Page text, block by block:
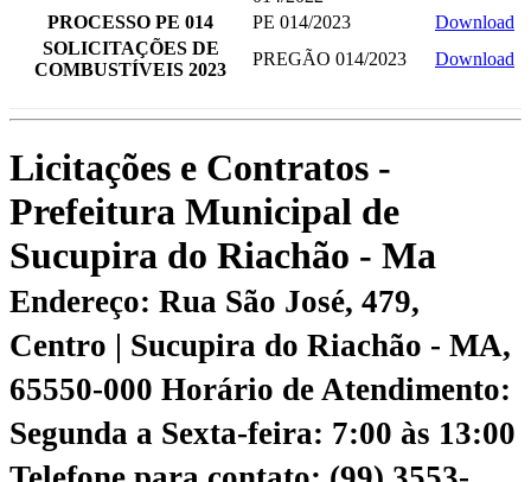
PROCESSO PE 014 PE 014/2023
Download
SOLICITAÇÕES DE
COMBUSTÍVEIS 2023
PREGÃO 014/2023 Download
Licitações e Contratos -
Prefeitura Municipal de
Sucupira do Riachão - Ma
Endereço: Rua São José, 479,
Centro | Sucupira do Riachão - MA,
65550-000 Horário de Atendimento:
Segunda a Sexta-feira: 7:00 às 13:00